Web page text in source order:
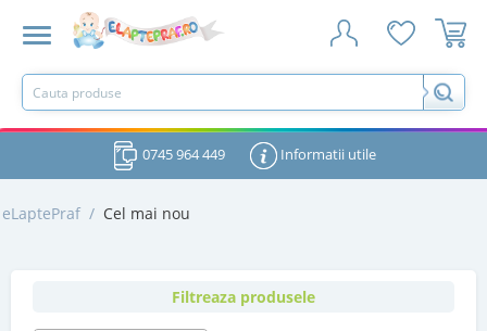
0745 964 449 Informatii utile
eLaptePraf / Cel mai nou
Filtreaza produsele